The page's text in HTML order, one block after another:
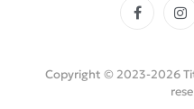
Facebook
Copyright © 2023-2026